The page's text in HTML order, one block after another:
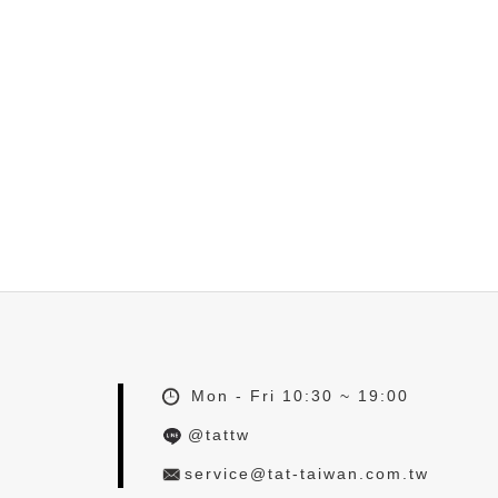
Mon - Fri 10:30 ~ 19:00
@tattw
service@tat-taiwan.com.tw